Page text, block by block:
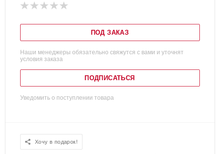
ПОД ЗАКАЗ
Наши менеджеры обязательно свяжутся с вами и уточнят
условия заказа
ПОДПИСАТЬСЯ
Уведомить о поступлении товара
Хочу в подарок!